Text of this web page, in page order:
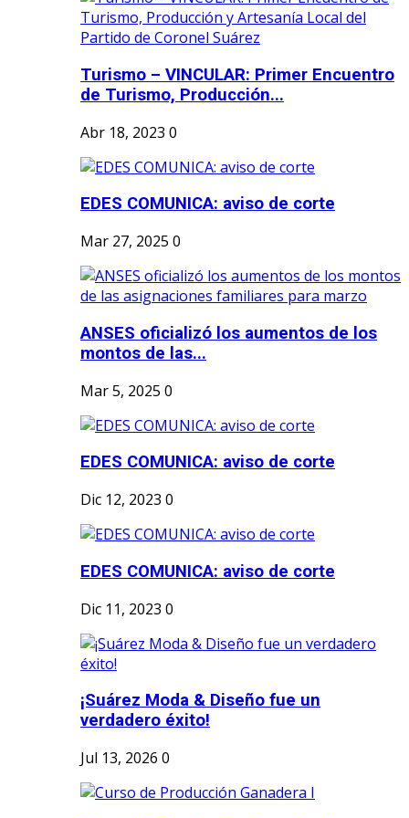
Turismo – VINCULAR: Primer Encuentro
de Turismo, Producción...
Abr 18, 2023 0
EDES COMUNICA: aviso de corte
Mar 27, 2025 0
ANSES oficializó los aumentos de los
montos de las...
Mar 5, 2025 0
EDES COMUNICA: aviso de corte
Dic 12, 2023 0
EDES COMUNICA: aviso de corte
Dic 11, 2023 0
¡Suárez Moda & Diseño fue un
verdadero éxito!
Jul 13, 2026 0